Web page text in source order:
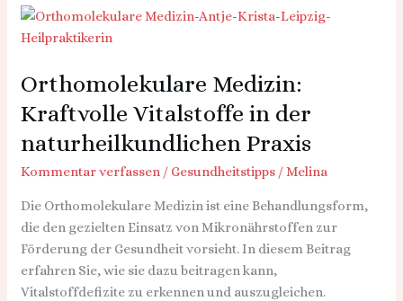
Orthomolekulare Medizin:
Kraftvolle Vitalstoffe in der
naturheilkundlichen Praxis
Kommentar verfassen / Gesundheitstipps /Melina
Die Orthomolekulare Medizin ist eine Behandlungsform,
die den gezielten Einsatz von Mikronährstoffen zur
Förderung der Gesundheit vorsieht. In diesem Beitrag
erfahren Sie, wie sie dazu beitragen kann,
Vitalstoffdefizite zu erkennen und auszugleichen.
Orthomolekulare
Medizin:
Vitalstoffe
der
naturheilkundlichen
Praxis